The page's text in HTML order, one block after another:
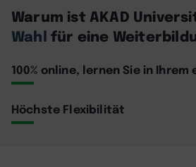
Warum ist AKAD
Wahl für eine
100% online, lernen Sie in Ihrem
Höchste Flexibilität